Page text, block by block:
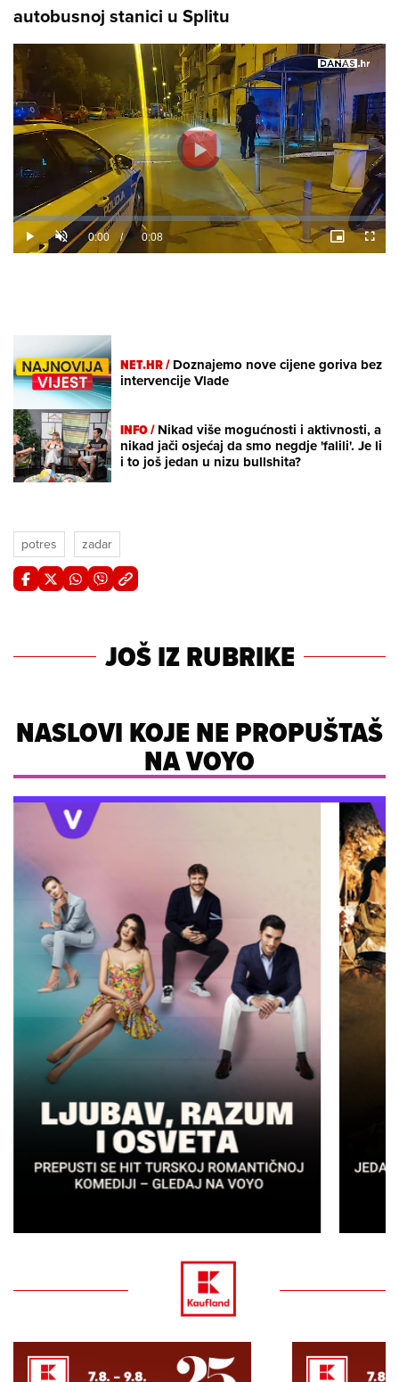
autobusnoj stanici u Splitu
Unmute /
Loaded:
0%
NET.HR /Doznajemo nove cijene goriva bez
intervencije Vlade
INFO /Nikad više mogućnosti i aktivnosti, a
nikad jači osjećaj da smo negdje 'falili'. Je li
i to još jedan u nizu bullshita?
potres zadar
JOŠ IZ RUBRIKE
NASLOVI KOJE NE PROPUŠTAŠ
NA VOYO